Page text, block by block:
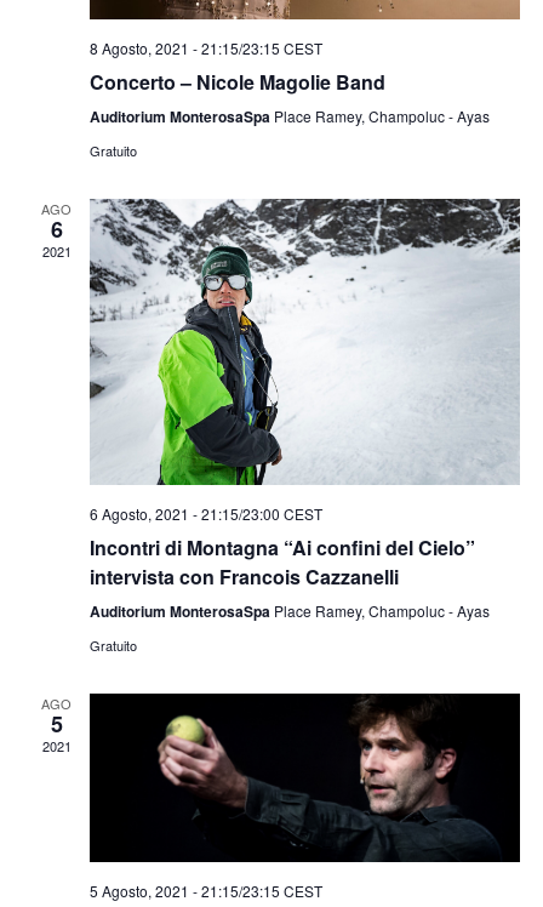
8 Agosto, 2021 - 21:15/23:15 CEST
Concerto – Nicole Magolie Band
Auditorium MonterosaSpa Place Ramey, Champoluc - Ayas
Gratuito
AGO
6
2021
6 Agosto, 2021 - 21:15/23:00 CEST
Incontri di Montagna “Ai confini del Cielo”
intervista con Francois Cazzanelli
Auditorium MonterosaSpa Place Ramey, Champoluc - Ayas
Gratuito
AGO
5
2021
5 Agosto, 2021 - 21:15/23:15 CEST